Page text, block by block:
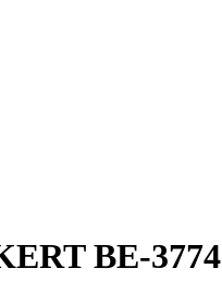
BE-3774